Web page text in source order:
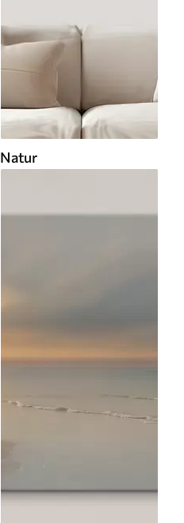
Natur